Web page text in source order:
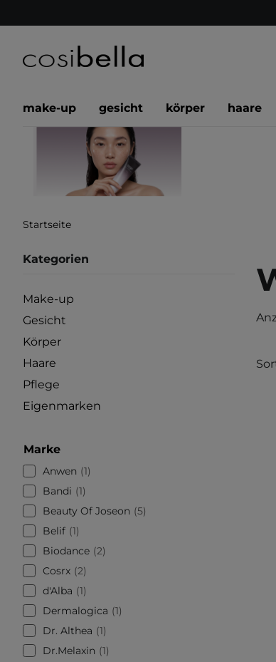
make-up gesicht körper haare
Startseite
Kategorien
Make-up
Gesicht
Körper
Haare
Pflege
Eigenmarken
Marke
Anwen
1
Bandi
1
Beauty Of Joseon
5
Belif 1
Biodance 2
Cosrx 2
d'Alba
1
Dermalogica
1
Dr. Althea
1
Dr.Melaxin
1